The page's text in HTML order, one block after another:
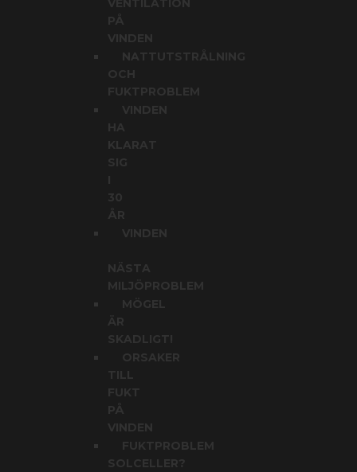
VENTILATION
PÅ
VINDEN
NATTUTSTRÅLNING
OCH
FUKTPROBLEM
VINDEN
HA
KLARAT
30
ÅR
VINDEN
NÄSTA
MILJÖPROBLEM
MÖGEL
ÄR
SKADLIGT!
ORSAKER
FUKT
PÅ
VINDEN
FUKTPROBLEM
SOLCELLER?